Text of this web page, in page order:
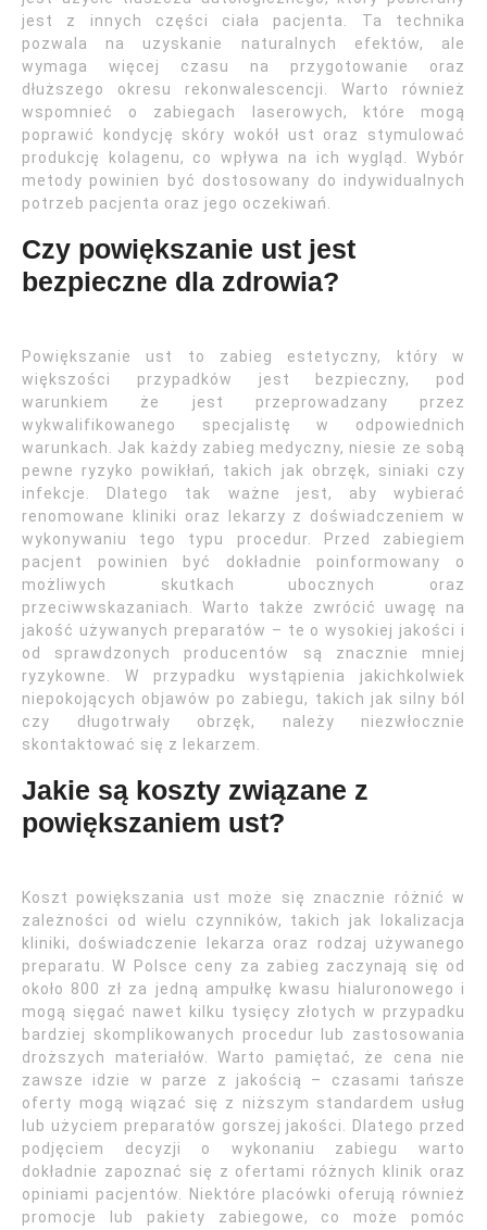
jest z innych części ciała pacjenta. Ta technika
pozwala na uzyskanie naturalnych efektów, ale
wymaga więcej czasu na przygotowanie oraz
dłuższego okresu rekonwalescencji. Warto również
wspomnieć o zabiegach laserowych, które mogą
poprawić kondycję skóry wokół ust oraz stymulować
produkcję kolagenu, co wpływa na ich wygląd. Wybór
metody powinien być dostosowany do indywidualnych
potrzeb pacjenta oraz jego oczekiwań.
Czy powiększanie ust jest
bezpieczne dla zdrowia?
Powiększanie ust to zabieg estetyczny, który w
większości przypadków jest bezpieczny, pod
warunkiem że jest przeprowadzany przez
wykwalifikowanego specjalistę w odpowiednich
warunkach. Jak każdy zabieg medyczny, niesie ze sobą
pewne ryzyko powikłań, takich jak obrzęk, siniaki czy
infekcje. Dlatego tak ważne jest, aby wybierać
renomowane kliniki oraz lekarzy z doświadczeniem w
wykonywaniu tego typu procedur. Przed zabiegiem
pacjent powinien być dokładnie poinformowany o
możliwych skutkach ubocznych oraz
przeciwwskazaniach. Warto także zwrócić uwagę na
jakość używanych preparatów – te o wysokiej jakości i
od sprawdzonych producentów są znacznie mniej
ryzykowne. W przypadku wystąpienia jakichkolwiek
niepokojących objawów po zabiegu, takich jak silny ból
czy długotrwały obrzęk, należy niezwłocznie
skontaktować się z lekarzem.
Jakie są koszty związane z
powiększaniem ust?
Koszt powiększania ust może się znacznie różnić w
zależności od wielu czynników, takich jak lokalizacja
kliniki, doświadczenie lekarza oraz rodzaj używanego
preparatu. W Polsce ceny za zabieg zaczynają się od
około 800 zł za jedną ampułkę kwasu hialuronowego i
mogą sięgać nawet kilku tysięcy złotych w przypadku
bardziej skomplikowanych procedur lub zastosowania
droższych materiałów. Warto pamiętać, że cena nie
zawsze idzie w parze z jakością – czasami tańsze
oferty mogą wiązać się z niższym standardem usług
lub użyciem preparatów gorszej jakości. Dlatego przed
podjęciem decyzji o wykonaniu zabiegu warto
dokładnie zapoznać się z ofertami różnych klinik oraz
opiniami pacjentów. Niektóre placówki oferują również
promocje lub pakiety zabiegowe, co może pomóc